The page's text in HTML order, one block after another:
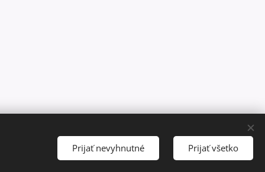
Prijať nevyhnutné Prijať všetko